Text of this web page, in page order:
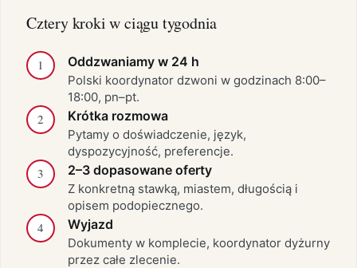
Cztery kroki w ciągu tygodnia
1 Oddzwaniamy w 24 h
Polski koordynator dzwoni w godzinach 8:00–
18:00, pn–pt.
2 Krótka rozmowa
Pytamy o doświadczenie, język,
dyspozycyjność, preferencje.
3 2–3 dopasowane oferty
Z konkretną stawką, miastem, długością i
opisem podopiecznego.
4 Wyjazd
Dokumenty w komplecie, koordynator dyżurny
przez całe zlecenie.